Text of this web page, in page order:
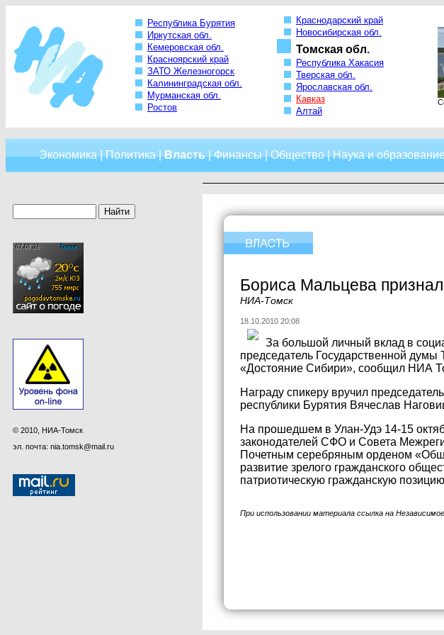
Республика Бурятия
Иркутская обл.
Кемеровская обл.
Красноярский край
ЗАТО Железногорск
Калининградская обл.
Мурманская обл.
Ростов
Краснодарский край
Новосибирская обл.
Томская обл.
Республика Хакасия
Тверская обл.
Ярославская обл.
Кавказ
Алтай
Экономика|Политика|Власть|Финансы|Общество|Наука и
© 2010, НИА-Томск
эл. почта: nia.tomsk@mail.ru
Бориса Мальцева
НИА-Томск
18.10.2010 20:08
За большой личный вклад в
председатель Государственной думы
«Достояние Сибири», сообщил НИА
Награду спикеру вручил
республики Бурятия Вячеслав
На прошедшем в Улан-Удэ 14-15
законодателей СФО и Совета
Почетным серебряным орденом
развитие зрелого гражданского
патриотическую гражданскую
При использовании материала ссылка на